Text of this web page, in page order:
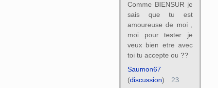
Comme BIENSUR je
sais que tu est
amoureuse de moi ,
moi pour tester je
veux bien etre avec
toi tu accepte ou ??
Saumon67
(discussion)
23